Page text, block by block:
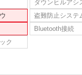
ダウンヒルアシ
盗難防止システ
Bluetooth接続
ク